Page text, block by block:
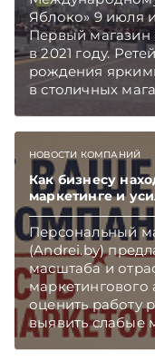
Яблоко» 9 июля
Первый
в 2021 году.
рождения
в столичных
Telegram‑канал
Беларуси —
TelegramViber
НОВОСТИ КОМПАНИЙ
Как бизнесу
маркетинге и
Персональный
(Andrei.by)
масштаба и
маркетингового
оценить работу
выявить слабые
направления,